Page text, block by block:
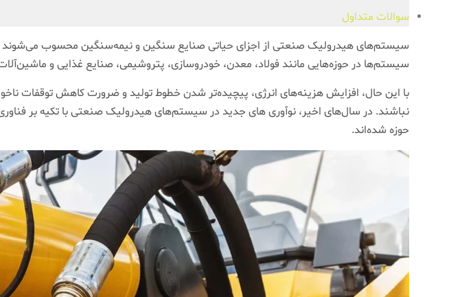
سوالات متداول
سیستم‌های هیدرولیک صنعتی از اجزای حیاتی صنایع سنگین و نیمه‌سنگین محسوب می‌شوند
سیستم‌ها در حوزه‌هایی مانند فولاد، معدن، خودروسازی، پتروشیمی، صنایع غذایی و
با این حال، افزایش هزینه‌های انرژی، پیچیده‌تر شدن خطوط تولید و ضرورت کاهش
نباشند. در سال‌های اخیر، نوآوری های جدید در سیستم‌های هیدرولیک صنعتی با تکیه بر
حوزه شده‌اند.